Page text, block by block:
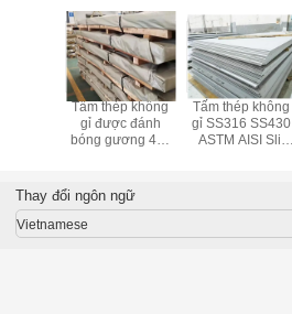
Tấm thép không
gỉ được đánh
bóng gương 4x8
Tấm thép không
gỉ SS316 SS430
ASTM AISI Slit
Thay đổi ngôn ngữ
Vietnamese